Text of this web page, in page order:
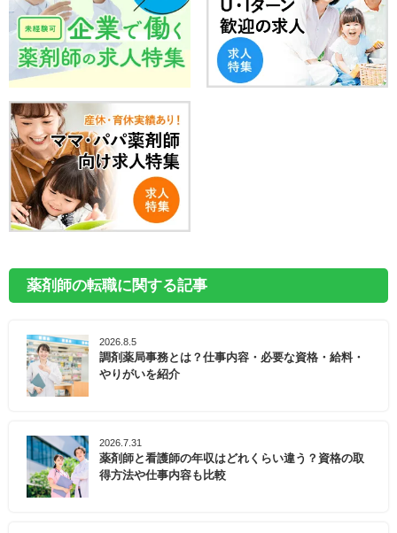
薬剤師の転職に関する記事
2026.8.5
調剤薬局事務とは？仕事内容・必要な資格・給料・
やりがいを紹介
2026.7.31
薬剤師と看護師の年収はどれくらい違う？資格の取
得方法や仕事内容も比較